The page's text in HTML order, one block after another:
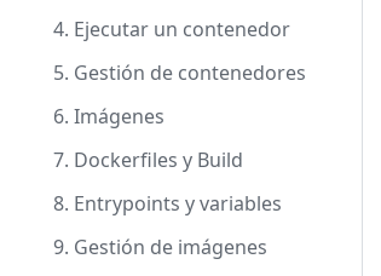
4. Ejecutar un contenedor
5. Gestión de contenedores
6. Imágenes
7. Dockerfiles y Build
8. Entrypoints y variables
9. Gestión de imágenes